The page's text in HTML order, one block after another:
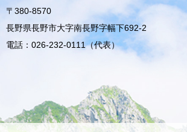
〒380-8570
長野県長野市大字南長野字幅下692-2
電話：026-232-0111（代表）